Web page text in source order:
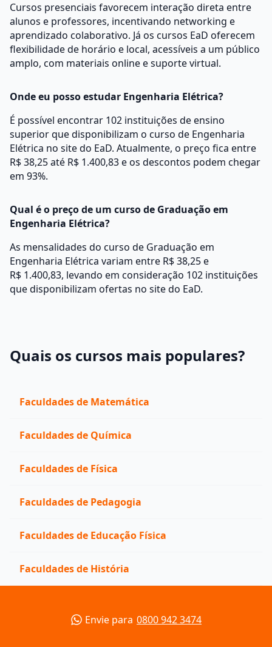
Cursos presenciais favorecem interação direta entre
alunos e professores, incentivando networking e
aprendizado colaborativo. Já os cursos EaD oferecem
flexibilidade de horário e local, acessíveis a um público
amplo, com materiais online e suporte virtual.
Onde eu posso estudar Engenharia Elétrica?
É possível encontrar 102 instituições de ensino
superior que disponibilizam o curso de Engenharia
Elétrica no site do EaD. Atualmente, o preço fica entre
R$ 38,25 até R$ 1.400,83 e os descontos podem chegar
em 93%.
Qual é o preço de um curso de Graduação em
Engenharia Elétrica?
As mensalidades do curso de Graduação em
Engenharia Elétrica variam entre R$ 38,25 e
R$ 1.400,83, levando em consideração 102 instituições
que disponibilizam ofertas no site do EaD.
Quais os cursos mais populares?
Faculdades de Matemática
Faculdades de Química
Faculdades de Física
Faculdades de Pedagogia
Faculdades de Educação Física
Faculdades de História
Envie para 0800 942 3474